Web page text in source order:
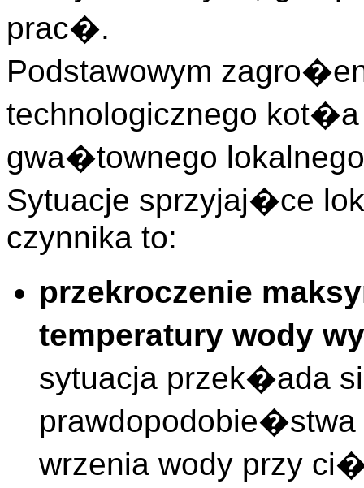
prac�.
Podstawowym
technologicznego
gwa�townego
Sytuacje sprzyjaj�ce
czynnika to:
przekroczenie
temperatury wody
sytuacja przek�ada
prawdopodobie�stwa
wrzenia wody przy